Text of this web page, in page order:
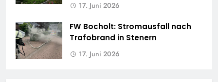
17. Juni 2026
FW Bocholt: Stromausfall nach
Trafobrand in Stenern
17. Juni 2026